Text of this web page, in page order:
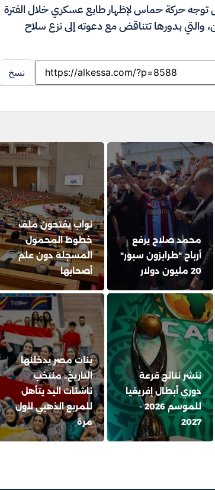
حركة حماس لإظهار طابع عسكري خلال الفترة
والتي بدورها تتناقض مع دعوته إلى نزع سلاح
نسخ
محمد صلاح يرفع
أرباح "طرابزون سبور"
20 مليون دولار
نواب يفتحون ملف
خطوط المحمول
المسجلة دون علم
أصحابها
ننشر نتائج قرعة
دوري أبطال إفريقيا
للموسم 2026 -
2027
بنات مصر يدخلنها
التاريخ.. منتخب
ناشئات اليد يتأهل
للمربع الذهبي لأول
مرة